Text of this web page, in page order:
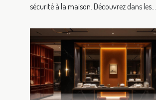
sécurité à la maison. Découvrez dans les...